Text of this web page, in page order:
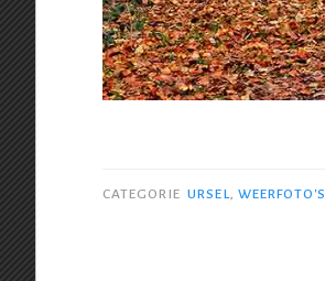
CATEGORIE URSEL WEERFOTO'S